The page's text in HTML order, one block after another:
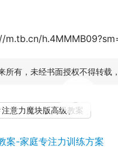
m.tb.cn/
有，未经书面授权不得转载
注意力魔块版高级教案
案-家庭专注力训练方案